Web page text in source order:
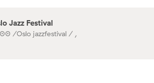
Jazz Festival
/Oslo jazzfestival / ,